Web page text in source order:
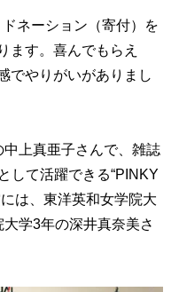
ネーション（寄付）を
ます。喜んでもらえ
でやりがいがありまし
上真亜子さんで、雑誌
して活躍できる“PINKY
は、東洋英和女学院大
学3年の深井真奈美さ